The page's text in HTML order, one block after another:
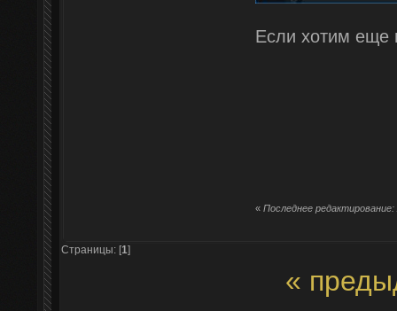
Если хотим еще
« Последнее
Страницы: [1]
«